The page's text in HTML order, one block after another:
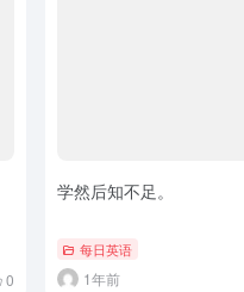
0
学然后知不足。
每日英语
1年前